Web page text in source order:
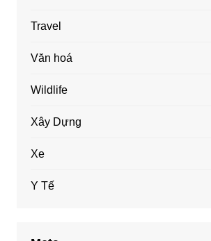
Travel
Văn hoá
Wildlife
Xây Dựng
Xe
Y Tế